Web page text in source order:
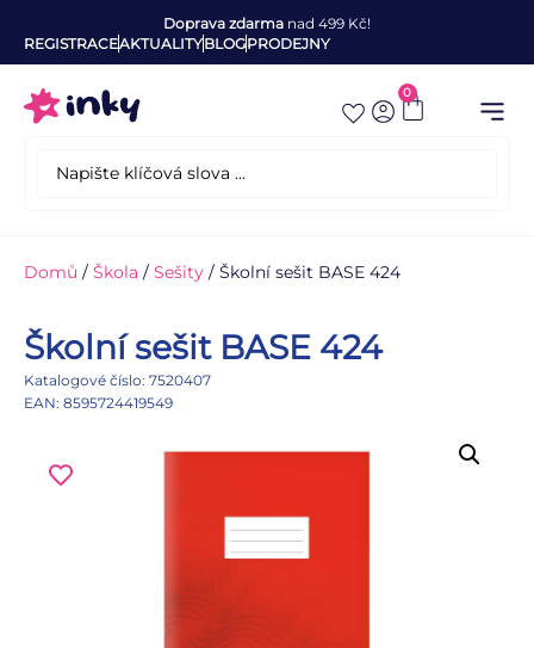
Doprava zdarma nad 499 Kč!
REGISTRACEAKTUALITYBLOGPRODEJNY
0
Domů / Škola / Sešity / Školní sešit BASE 424
Školní sešit BASE 424
Katalogové číslo: 7520407
EAN: 8595724419549